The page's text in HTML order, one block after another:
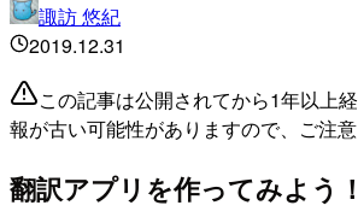
諏訪 悠紀
2019.12.31
この記事は公開されてから1年以上
報が古い可能性がありますので、ご注意
翻訳アプリを作ってみよう！